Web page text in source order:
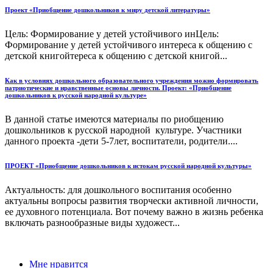
Проект «Приобщение дошкольников к миру детской литературы»
Цель: Формирование у детей устойчивого инЦель:
Формирование у детей устойчивого интереса к общению с
детской книгойтереса к общению с детской книгой...
Как в условиях дошкольного образовательного учреждения можно формировать
патриотические и нравственные основы личности. Проект: «Приобщение
дошкольников к русской народной культуре»
В данной статье имеются материалы по риобщению
дошкольников к русской народной культуре. Участники
данного проекта -дети 5-7лет, воспитатели, родители....
ПРОЕКТ «Приобщение дошкольников к истокам русской народной культуры»
Актуальность: для дошкольного воспитания особенно
актуальны вопросы развития творчески активной личности,
ее духовного потенциала. Вот почему важно в жизнь ребенка
включать разнообразные виды художест...
Мне нравится